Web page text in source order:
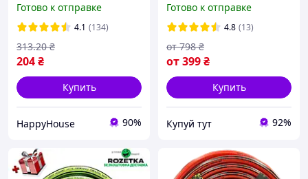
Hose, зеленый
Готово к отправке
4.1 (134)
204₴
313.20 ₴
Купить
HappyHouse 90%
гармошка magic hose
легкий поливочный для
сада
Готово к отправке
4.8 (13)
от399₴
от 798 ₴
Купить
Купуй тут 92%